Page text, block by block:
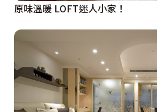
原味溫暖 LOFT迷人小家！